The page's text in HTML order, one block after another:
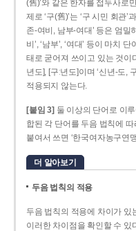
(舊)’와 같은 한자를 접두사로
제로 ‘구(舊)’는 ‘구 시민 회관
존­-여비, 남부-­여대’ 등은 엄밀
비’, ‘남부’, ‘여대’ 등이 마치
태로 굳어져 쓰이고 있는 것이
년도], [구ː년도]이며 ‘신년­-도,
적용되지 않는다.
[붙임 3] 둘 이상의 단어로 이
합된 각 단어를 두음 법칙에 따
붙여서 쓰면 ‘한국여자농구연
더 알아보기
두음 법칙의 적용
두음 법칙의 적용에 차이가 있
이러한 차이점을 확인할 수 있